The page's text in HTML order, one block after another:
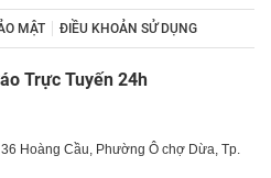
MẬT ĐIỀU KHOẢN SỬ DỤNG
Trực Tuyến 24h
Hoàng Cầu, Phường Ô chợ Dừa, Tp.